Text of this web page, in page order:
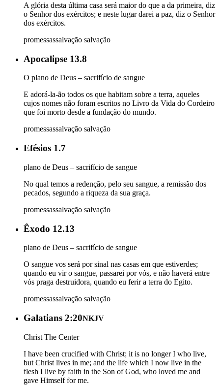
A glória desta última casa será maior do que a da primeira, diz
o Senhor dos exércitos; e neste lugar darei a paz, diz o Senhor
dos exércitos.
promessassalvação salvação
Apocalipse 13.8
O plano de Deus – sacrifício de sangue
E adorá-la-ão todos os que habitam sobre a terra, aqueles
cujos nomes não foram escritos no Livro da Vida do Cordeiro
que foi morto desde a fundação do mundo.
promessassalvação salvação
Efésios 1.7
plano de Deus – sacrifício de sangue
No qual temos a redenção, pelo seu sangue, a remissão dos
pecados, segundo a riqueza da sua graça.
promessassalvação salvação
Êxodo 12.13
plano de Deus – sacrifício de sangue
O sangue vos será por sinal nas casas em que estiverdes;
quando eu vir o sangue, passarei por vós, e não haverá entre
vós praga destruidora, quando eu ferir a terra do Egito.
promessassalvação salvação
Galatians 2:20NKJV
Christ The Center
I have been crucified with Christ; it is no longer I who live,
but Christ lives in me; and the life which I now live in the
flesh I live by faith in the Son of God, who loved me and
gave Himself for me.